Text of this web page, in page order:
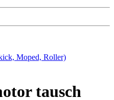
Moped, Roller)
tausch